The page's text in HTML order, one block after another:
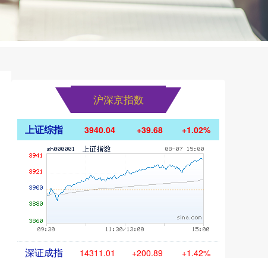
沪深京指数
上证综指 3940.04 +39.68 +1.02%
深证成指 14311.01 +200.89 +1.42%